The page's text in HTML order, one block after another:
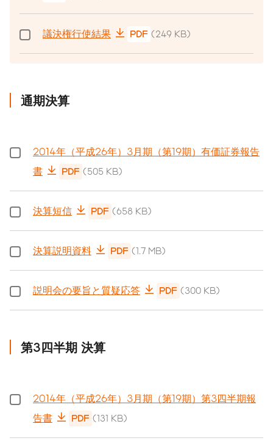
議決権行使結果 PDF (249 KB)
通期決算
2014年（平成26年）3月期（第19期）有価証券報告
書
PDF (505 KB)
決算短信 PDF (658 KB)
決算説明資料 PDF (1.7 MB)
説明会の要旨と質疑応答 PDF (300 KB)
第3四半期 決算
2014年（平成26年）3月期（第19期）第3四半期報
告書
PDF (131 KB)